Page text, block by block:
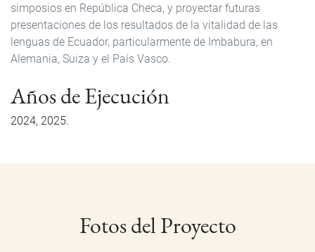
simposios en República Checa, y proyectar futuras
presentaciones de los resultados de la vitalidad de las
lenguas de Ecuador, particularmente de Imbabura, en
Alemania, Suiza y el País Vasco.
Años de Ejecución
2024 2025
Fotos del Proyecto